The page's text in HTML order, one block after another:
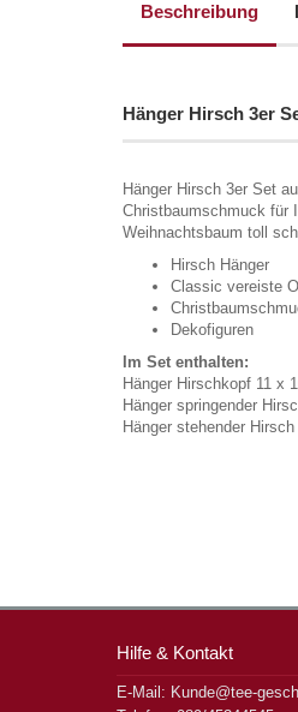
Beschreibung
Hänger Hirsch 3er
Hänger Hirsch 3er Set
Christbaumschmuck für
Weihnachtsbaum toll
Hirsch Hänger
Classic vereiste
Dekofiguren
Im Set enthalten:
Hänger Hirschkopf 11 x
Hänger springender
Hänger stehender
Hilfe & Kontakt
E-Mail: Kunde@tee-